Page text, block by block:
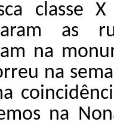
classe
as
na
na
na